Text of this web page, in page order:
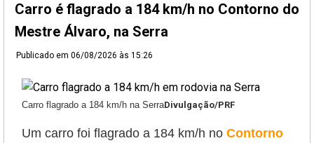
Carro é flagrado a 184 km/h no Contorno do
Mestre Álvaro, na Serra
Publicado em 06/08/2026 às 15:26
Carro flagrado a 184 km/h na SerraDivulgação/PRF
Um carro foi flagrado a 184 km/h no Contorno